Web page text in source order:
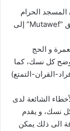
المسجد الحرام
والمسجد النبوي، و تهدف الشركة من خلال تطبيق “Mutawef” إلى
و الحج
كل نسك، كما
القران-التمتع)
الشائعة لدى
نسك، و يقدم
الى ذلك يمكن